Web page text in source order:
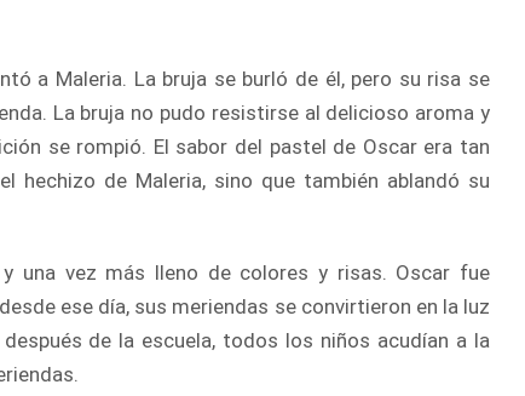
a Maleria. La bruja se burló de él, pero su risa se
La bruja no pudo resistirse al delicioso aroma y
se rompió. El sabor del pastel de Oscar era tan
hechizo de Maleria, sino que también ablandó su
una vez más lleno de colores y risas. Oscar fue
ese día, sus meriendas se convirtieron en la luz
de la escuela, todos los niños acudían a la